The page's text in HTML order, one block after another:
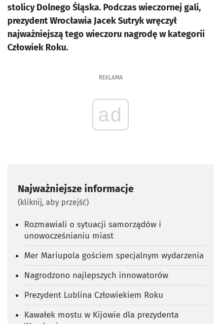
stolicy Dolnego Śląska. Podczas wieczornej gali,
prezydent Wrocławia Jacek Sutryk wręczył
najważniejszą tego wieczoru nagrodę w kategorii
Człowiek Roku.
REKLAMA
ad
Najważniejsze informacje
(kliknij, aby przejść)
Rozmawiali o sytuacji samorządów i
unowocześnianiu miast
Mer Mariupola gościem specjalnym wydarzenia
Nagrodzono najlepszych innowatorów
Prezydent Lublina Człowiekiem Roku
Kawałek mostu w Kijowie dla prezydenta